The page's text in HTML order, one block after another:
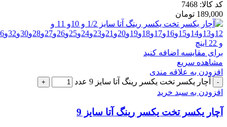
کد کالا: 7468
189,000 تومان
برای مقایسه اضافه کنید
مشاهده سریع
افزودن به علاقه مندی
آچار یکسر تخت یکسر رینگ آتا سایز 9 عدد
افزودن به سبد خرید
آچار یکسر تخت یکسر رینگ آتا سایز 9